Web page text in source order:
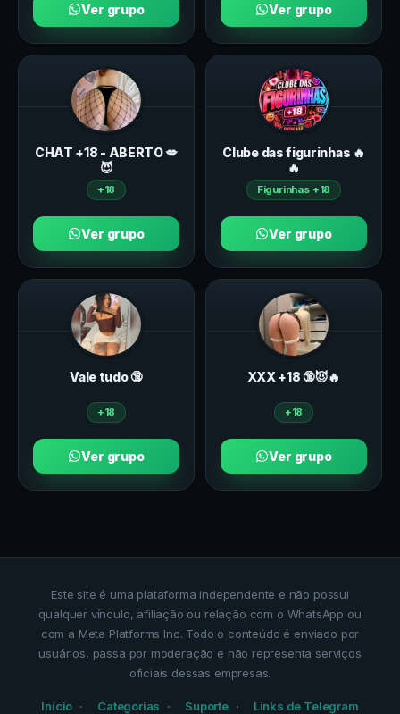
Ver grupo Ver grupo
CHAT +18 - ABERTO 💋
😈
+18
Ver grupo
Clube das figurinhas 🔥
🔥
Figurinhas +18
Ver grupo
Vale tudo 🔞
+18
Ver grupo
ХXХ +18 🔞😈🔥
+18
Ver grupo
Este site é uma plataforma independente e não possui
qualquer vínculo, afiliação ou relação com o WhatsApp ou
com a Meta Platforms Inc. Todo o conteúdo é enviado por
usuários, passa por moderação e não representa serviços
oficiais dessas empresas.
Início Categorias Suporte Links de Telegram